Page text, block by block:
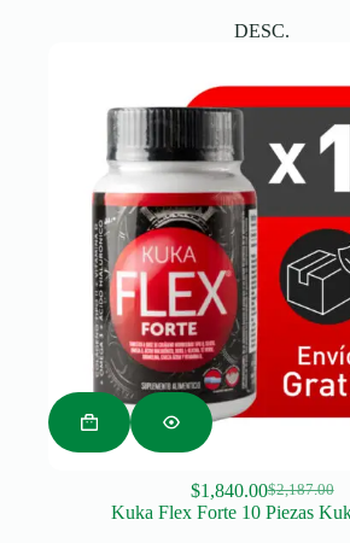
$4,177.00.
$3,380.00.
DESC.
$2,187.00
Original
price
$1,840.00Current
price
Kuka Flex Forte 10 Piezas